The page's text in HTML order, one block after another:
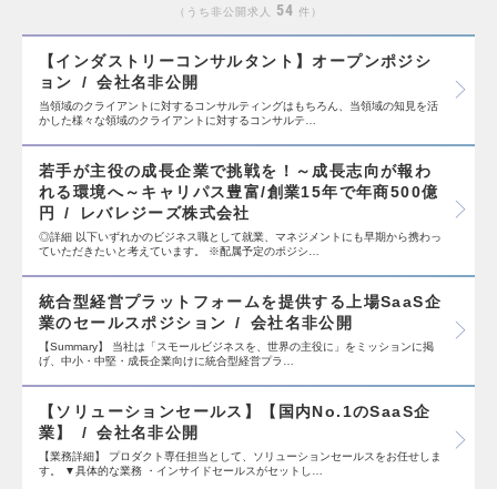
うち非公開求人 54 件
【インダストリーコンサルタント】オープンポジシ
ョン
会社名非公開
当領域のクライアントに対するコンサルティングはもちろん、当領域の知見を活
かした様々な領域のクライアントに対するコンサルテ…
若手が主役の成長企業で挑戦を！～成長志向が報わ
れる環境へ～キャリパス豊富/創業15年で年商500億
円
レバレジーズ株式会社
◎詳細 以下いずれかのビジネス職として就業、マネジメントにも早期から携わっ
ていただきたいと考えています。 ※配属予定のポジシ…
統合型経営プラットフォームを提供する上場SaaS企
業のセールスポジション
会社名非公開
【Summary】 当社は「スモールビジネスを、世界の主役に」をミッションに掲
げ、中小・中堅・成長企業向けに統合型経営プラ…
【ソリューションセールス】【国内No.1のSaaS企
業】
会社名非公開
【業務詳細】 プロダクト専任担当として、ソリューションセールスをお任せしま
す。 ▼具体的な業務 ・インサイドセールスがセットし…